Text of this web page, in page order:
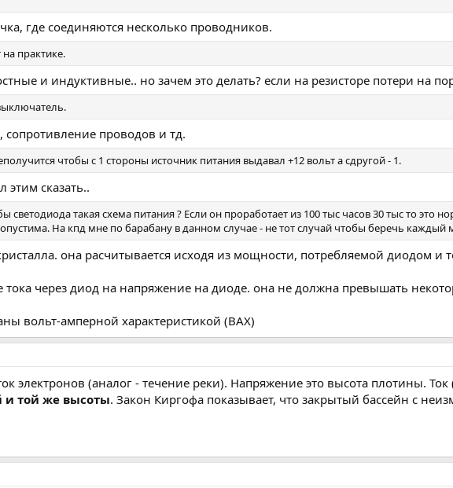
где соединяются несколько проводников.
практике.
и индуктивные.. но зачем это делать? если на резисторе потери на
проводов и тд.
чтобы с 1 стороны источник питания выдавал +12 вольт а сдругой - 1.
этим сказать..
такая схема питания ? Если он проработает из 100 тыс часов 30 тыс то это
На кпд мне по барабану в данном случае - не тот случай чтобы беречь каждый
она расчитывается исходя из мощности, потребляемой диодом и
тока через диод на напряжение на диоде. она не должна превышать
вольт-амперной характеристикой (ВАХ)
электронов (аналог - течение реки). Напряжение это высота плотины.
и той же высоты. Закон Киргофа показывает, что закрытый бассейн с